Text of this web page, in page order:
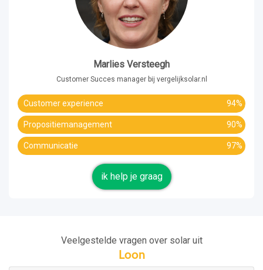
Marlies Versteegh
Customer Succes manager bij vergelijksolar.nl
Customer experience 94%
Propositiemanagement 90%
Communicatie 97%
ik help je graag
Veelgestelde vragen over solar uit
Loon